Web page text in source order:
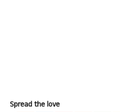
Spread the love